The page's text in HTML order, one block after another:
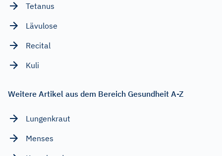
Tetanus
Lävulose
Recital
Kuli
Weitere Artikel aus dem Bereich Gesundheit A-Z
Lungenkraut
Menses